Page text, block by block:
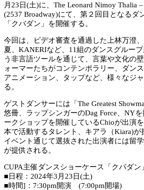
月23日(土)に、The Leonard Nimoy Thalia –
(2537 Broadway)にて、第２回目となるダ
「クバダン」を開催する。
今回は、ビデオ審査を通過した上林万澄
夏、KANERIなど、11組のダンスグルー
う非言語ツールを通じて、言葉や文化の
ォーマーたちがコンテンポラリー、ダン
アニメーション、タップなど、様々なジ
る。
ゲストダンサーには「The Greatest
悠冊、ラップシンガーのDag Force、NY
ークショップを開催しているChioが出演
本で活動するタレント、キアラ（Kiara)
イベント通じて選抜された出演者には留
が提供される。
CUPA主催ダンスショーケース「クパダン」
■日程：2024年3月23日(土)
■時間]：7:30pm開演 (7:00pm開場)